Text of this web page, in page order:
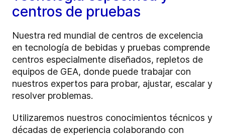
centros de pruebas
Nuestra red mundial de centros de excelencia
en tecnología de bebidas y pruebas comprende
centros especialmente diseñados, repletos de
equipos de GEA, donde puede trabajar con
nuestros expertos para probar, ajustar, escalar y
resolver problemas.
Utilizaremos nuestros conocimientos técnicos y
décadas de experiencia colaborando con